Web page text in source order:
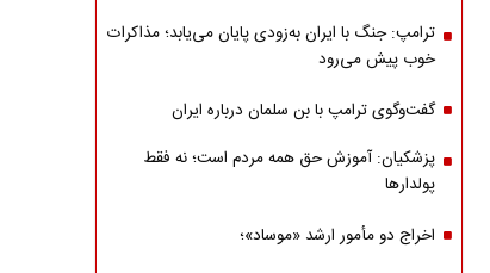
ترامپ: جنگ با ایران به‌زودی پایان می‌یابد؛ مذاکرات
خوب پیش می‌رود
گفت‌وگوی ترامپ با بن سلمان درباره ایران
پزشکیان: آموزش حق همه مردم است؛ نه فقط
پولدارها
اخراج دو مأمور ارشد «موساد»؛